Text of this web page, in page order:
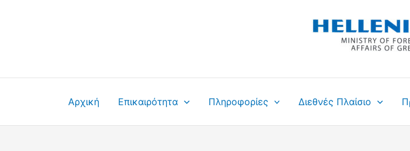
Αρχική Επικαιρότητα Πληροφορίες Διεθνές Πλαίσιο